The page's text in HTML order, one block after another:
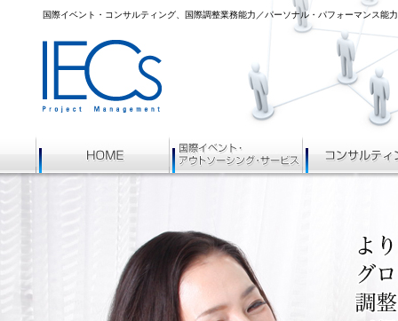
国際イベント・コンサルティング、国際調整業務能力／パーソナル・パフォーマンス能